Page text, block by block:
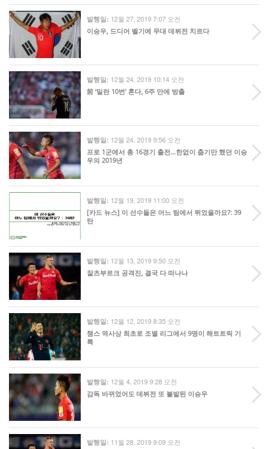
발행일: 12월 27, 2019 7:07 오전
이승우, 드디어 벨기에 무대 데뷔전 치르다
발행일: 12월 24, 2019 10:14 오전
前 ‘밀란 10번’ 혼다, 6주 만에 방출
발행일: 12월 24, 2019 9:56 오전
프로 1군에서 총 16경기 출전…한없이 춥기만 했던 이승
우의 2019년
발행일: 12월 19, 2019 11:00 오전
[카드 뉴스] 이 선수들은 어느 팀에서 뛰었을까요?: 39
탄
발행일: 12월 13, 2019 9:50 오전
잘츠부르크 공격진, 결국 다 떠나나
발행일: 12월 12, 2019 8:35 오전
챔스 역사상 최초로 조별 리그에서 9명이 해트트릭 기
록
발행일: 12월 4, 2019 9:28 오전
감독 바뀌었어도 데뷔전 또 불발된 이승우
발행일: 11월 28, 2019 9:09 오전